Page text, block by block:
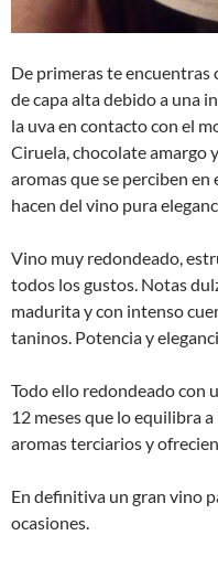
De primeras te
de capa alta debido a una
la uva en contacto con el
Ciruela, chocolate amargo
aromas que se perciben
hacen del vino pura
Vino muy redondeado,
todos los gustos. Notas
madurita y con intenso
taninos. Potencia y
Todo ello redondeado con
12 meses que lo equilibra
aromas terciarios y
En definitiva un gran vino
ocasiones.